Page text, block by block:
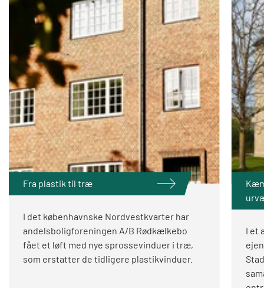
Fra plastik til træ
I det københavnske Nordvestkvarter har
andelsboligforeningen A/B Rødkælkebo
fået et løft med nye sprossevinduer i træ,
som erstatter de tidligere plastikvinduer.
I et